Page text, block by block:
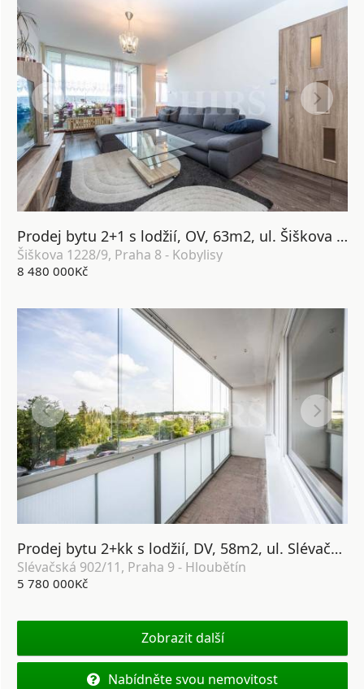
Prodej bytu 2+1 s lodžií, OV, 63m2, ul. Šiškova 1228/9, Praha 8 - Kobylisy
Šiškova 1228/9, Praha 8 - Kobylisy
8 480 000Kč
Prodej bytu 2+kk s lodžií, DV, 58m2, ul. Slévačská 902/11, Praha 9 - Hloubětín
Slévačská 902/11, Praha 9 - Hloubětín
5 780 000Kč
Zobrazit další
Nabídněte svou nemovitost